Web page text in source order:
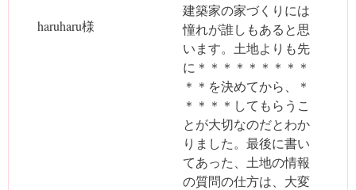
haruharu様
建築家の家づくりには
憧れが誰しもあると思
います。土地よりも先
に＊＊＊＊＊＊＊＊＊
＊＊を決めてから、＊
＊＊＊＊してもらうこ
とが大切なのだとわか
りました。最後に書い
てあった、土地の情報
の質問の仕方は、大変